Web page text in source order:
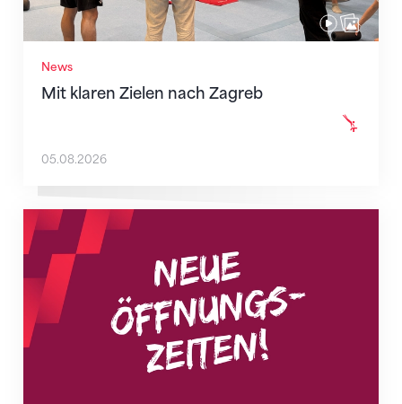
News
Mit klaren Zielen nach Zagreb
05.08.2026
Neue Empfangszeiten ab 1. August 2026